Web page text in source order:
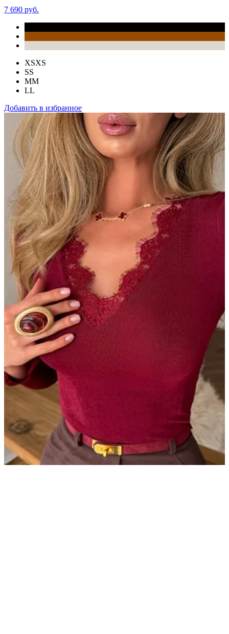
7 690 руб.
XSXS
SS
MM
LL
Добавить в избранное